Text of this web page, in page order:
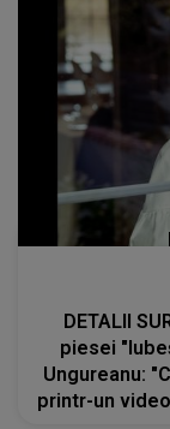
DETALII
piesei
Ungureanu:
printr-un